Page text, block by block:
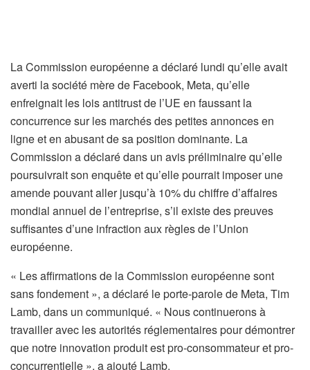
La Commission européenne a déclaré lundi qu’elle avait
averti la société mère de Facebook, Meta, qu’elle
enfreignait les lois antitrust de l’UE en faussant la
concurrence sur les marchés des petites annonces en
ligne et en abusant de sa position dominante. La
Commission a déclaré dans un avis préliminaire qu’elle
poursuivrait son enquête et qu’elle pourrait imposer une
amende pouvant aller jusqu’à 10% du chiffre d’affaires
mondial annuel de l’entreprise, s’il existe des preuves
suffisantes d’une infraction aux règles de l’Union
européenne.
« Les affirmations de la Commission européenne sont
sans fondement », a déclaré le porte-parole de Meta, Tim
Lamb, dans un communiqué. « Nous continuerons à
travailler avec les autorités réglementaires pour démontrer
que notre innovation produit est pro-consommateur et pro-
concurrentielle », a ajouté Lamb.